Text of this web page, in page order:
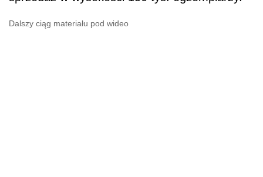
Dalszy ciąg materiału pod wideo